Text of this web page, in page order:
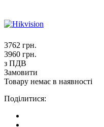
3762 грн.
3960 грн.
з ПДВ
Замовити
Товару немає в наявності
Поділитися: